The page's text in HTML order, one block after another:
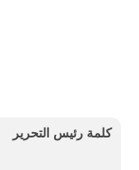
كلمة رئيس التحرير